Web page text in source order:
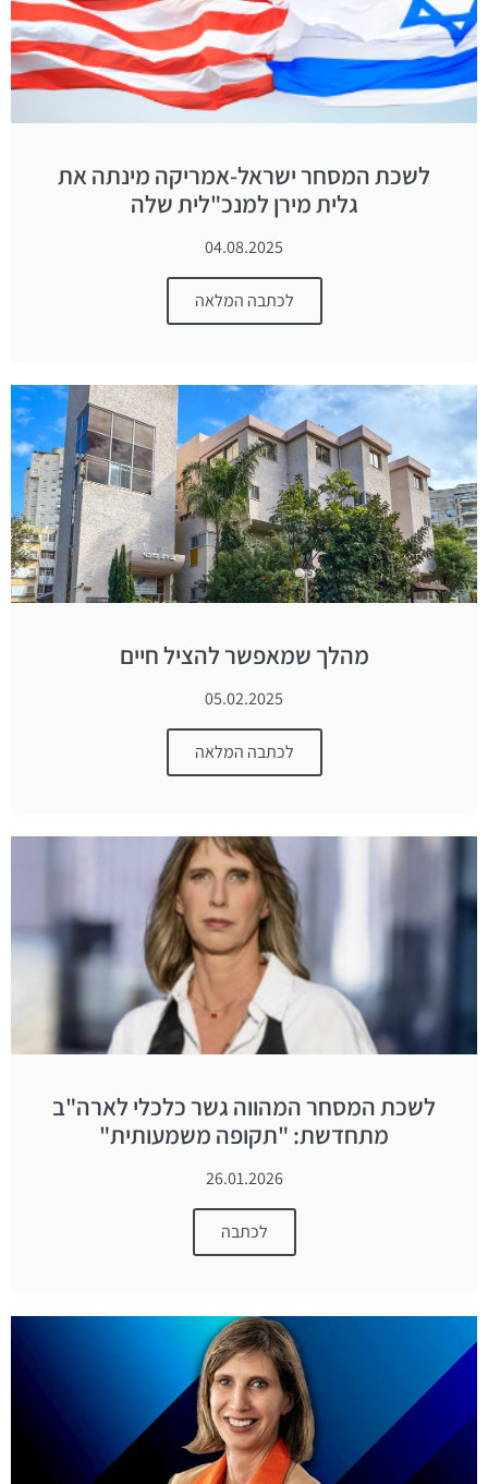
לשכת המסחר ישראל-אמריקה מינתה את
גלית מירן למנכ"לית שלה
04.08.2025
לכתבה המלאה
מהלך שמאפשר להציל חיים
05.02.2025
לכתבה המלאה
לשכת המסחר המהווה גשר כלכלי לארה"ב
מתחדשת: "תקופה משמעותית"
26.01.2026
לכתבה